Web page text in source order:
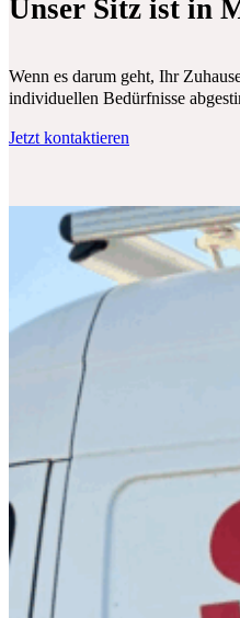
Unser Sitz ist in
Wenn es darum geht, Ihr
individuellen Bedürfnisse
Jetzt kontaktieren